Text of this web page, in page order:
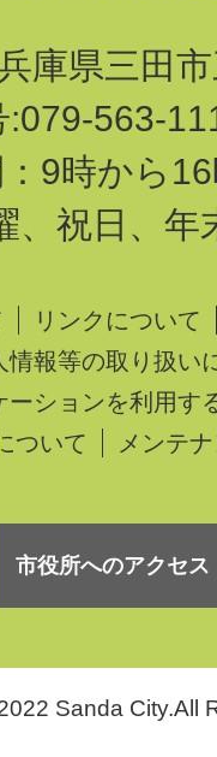
庫県三田市
:079-563-
9時から
、祝日、年
リンクについて
情報等の取り扱い
ーションを利用す
ついて
メンテ
市役所へのアクセス
Sanda City.All